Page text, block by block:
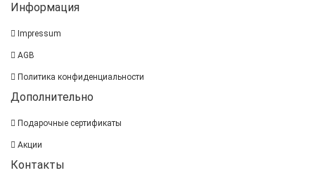
Информация
Impressum
AGB
Политика конфиденциальности
Дополнительно
Подарочные сертификаты
Акции
Контакты